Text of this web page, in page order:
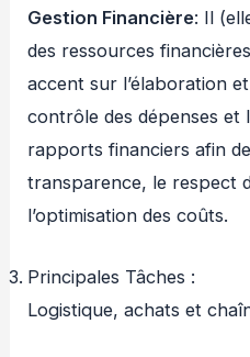
Gestion Financière: Il
des ressources
accent sur l’élaboration
contrôle des dépenses et
rapports financiers afin
transparence, le respect
l’optimisation des coûts.
Principales Tâches :
Logistique, achats et